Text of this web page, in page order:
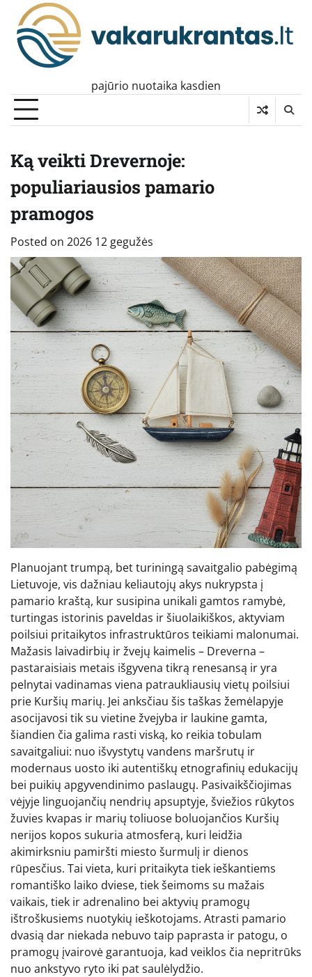
content
pajūrio nuotaika kasdien
Ką veikti Drevernoje:
populiariausios pamario
pramogos
Posted on 2026 12 gegužės
Planuojant trumpą, bet turiningą savaitgalio pabėgimą
Lietuvoje, vis dažniau keliautojų akys nukrypsta į
pamario kraštą, kur susipina unikali gamtos ramybė,
turtingas istorinis paveldas ir šiuolaikiškos, aktyviam
poilsiui pritaikytos infrastruktūros teikiami malonumai.
Mažasis laivadirbių ir žvejų kaimelis – Dreverna –
pastaraisiais metais išgyvena tikrą renesansą ir yra
pelnytai vadinamas viena patraukliausių vietų poilsiui
prie Kuršių marių. Jei anksčiau šis taškas žemėlapyje
asocijavosi tik su vietine žvejyba ir laukine gamta,
šiandien čia galima rasti viską, ko reikia tobulam
savaitgaliui: nuo išvystytų vandens maršrutų ir
modernaus uosto iki autentiškų etnografinių edukacijų
bei puikių apgyvendinimo paslaugų. Pasivaikščiojimas
vėjyje linguojančių nendrių apsuptyje, šviežios rūkytos
žuvies kvapas ir marių toliuose boluojančios Kuršių
nerijos kopos sukuria atmosferą, kuri leidžia
akimirksniu pamiršti miesto šurmulį ir dienos
rūpesčius. Tai vieta, kuri pritaikyta tiek ieškantiems
romantiško laiko dviese, tiek šeimoms su mažais
vaikais, tiek ir adrenalino bei aktyvių pramogų
ištroškusiems nuotykių ieškotojams. Atrasti pamario
dvasią dar niekada nebuvo taip paprasta ir patogu, o
pramogų įvairovė garantuoja, kad veiklos čia nepritrūks
nuo ankstyvo ryto iki pat saulėlydžio.